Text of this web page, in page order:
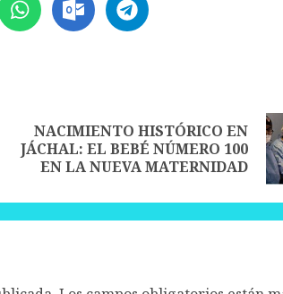
Previous
post:
Next
post:
NACIMIENTO HISTÓRICO EN
JÁCHAL: EL BEBÉ NÚMERO 100
EN LA NUEVA MATERNIDAD